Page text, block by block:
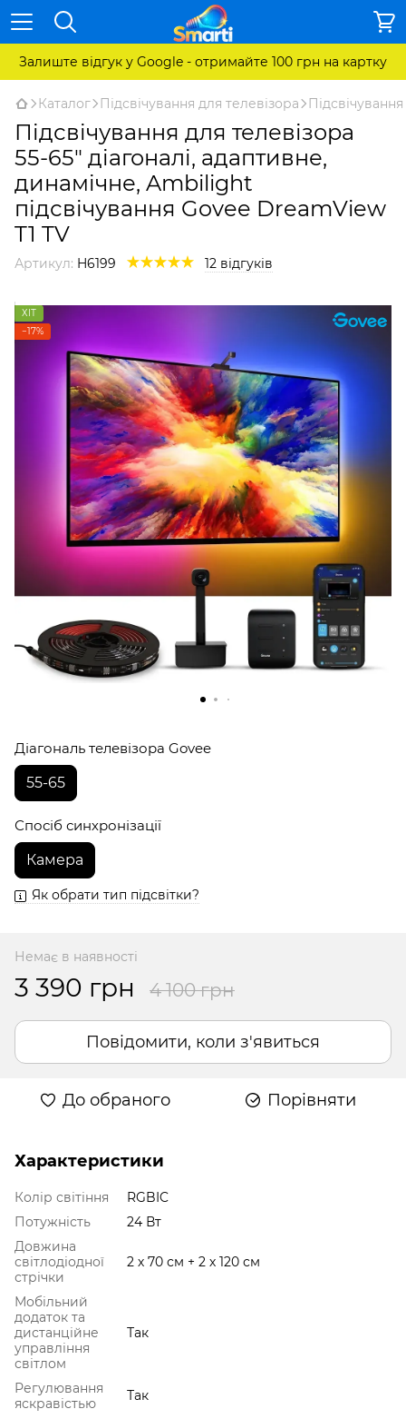
Залиште відгук у Google - отримайте 100 грн на картку
Каталог Підсвічування для телевізора
Підсвічування для телевізора
55-65" діагоналі, адаптивне,
динамічне, Ambilight
підсвічування Govee DreamView
T1 TV
Артикул: H6199 12 відгуків
ХІТ
−17%
Діагональ телевізора Govee
55-65
Спосіб синхронізації
Камера
Як обрати тип підсвітки?
Немає в наявності
3 390 грн 4 100 грн
Повідомити, коли з'явиться
До обраного Порівняти
Характеристики
Колір світіння
RGBIC
Потужність
24 Вт
Довжина
світлодіодної
стрічки
2 х 70 см + 2 х 120 см
Мобільний
додаток та
дистанційне
управління
світлом
Так
Регулювання
яскравістью
Так